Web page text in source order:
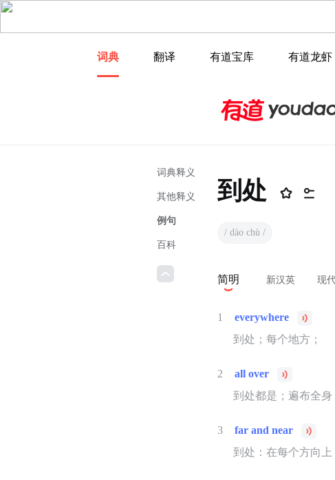
词典 翻译 有道宝库 有道龙虾
词典释义
其他释义
例句
百科
到处
/ dào chù /
简明 新汉英 现
1
everywhere
到处；每个地方；
2
all over
到处都是；遍布全身
3
far and near
到处：在每个方向上